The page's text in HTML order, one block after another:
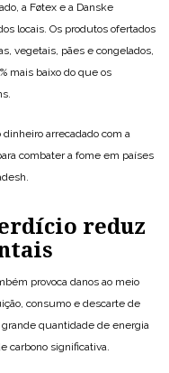
a Føtex e a Danske
locais. Os produtos ofertados
vegetais, pães e congelados,
mais baixo do que os
arrecadado com a
combater a fome em países
reduz
provoca danos ao meio
consumo e descarte de
quantidade de energia
carbono significativa.